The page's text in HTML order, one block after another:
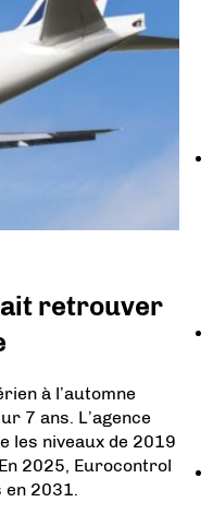
retrouver
à l’automne
7 ans. L’agence
les niveaux de 2019
2025, Eurocontrol
en 2031.